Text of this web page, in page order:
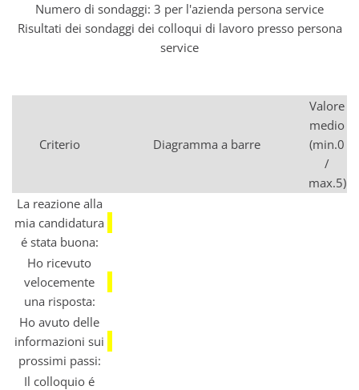
Numero di sondaggi: 3 per l'azienda persona service
Risultati dei sondaggi dei colloqui di lavoro presso persona
service
Criterio Diagramma a barre
Valore
medio
(min.0
/
max.5)
La reazione alla
mia candidatura
é stata buona:
Ho ricevuto
velocemente
una risposta:
Ho avuto delle
informazioni sui
prossimi passi:
Il colloquio é